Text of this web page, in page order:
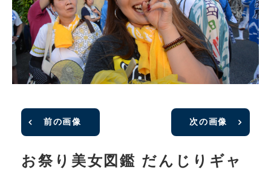
前の画像 次の画像
お祭り美女図鑑 だんじりギャ